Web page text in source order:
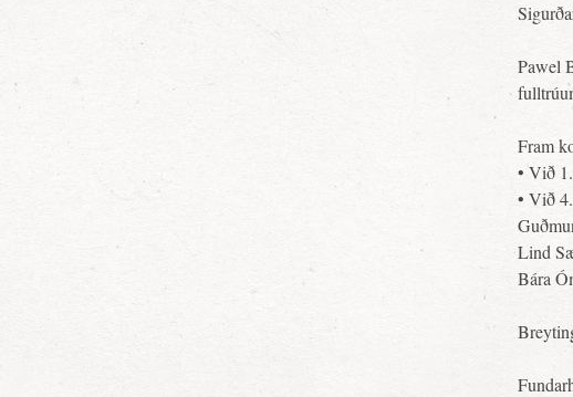
Pawel
Fram
• Við
• Við
Lind
Bára